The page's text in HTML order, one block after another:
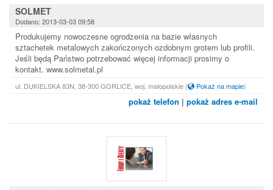
SOLMET
Dodano: 2013-03-03 09:58
Produkujemy nowoczesne ogrodzenia na bazie własnych
sztachetek metalowych zakończonych ozdobnym grotem lub profili.
Jeśli będą Państwo potrzebować więcej informacji prosimy o
kontakt. www.solmetal.pl
ul. DUKIELSKA 83N, 38-300 GORLICE, woj. małopolskie ( Pokaż na mapie)
pokaż telefon | pokaż adres e-mail